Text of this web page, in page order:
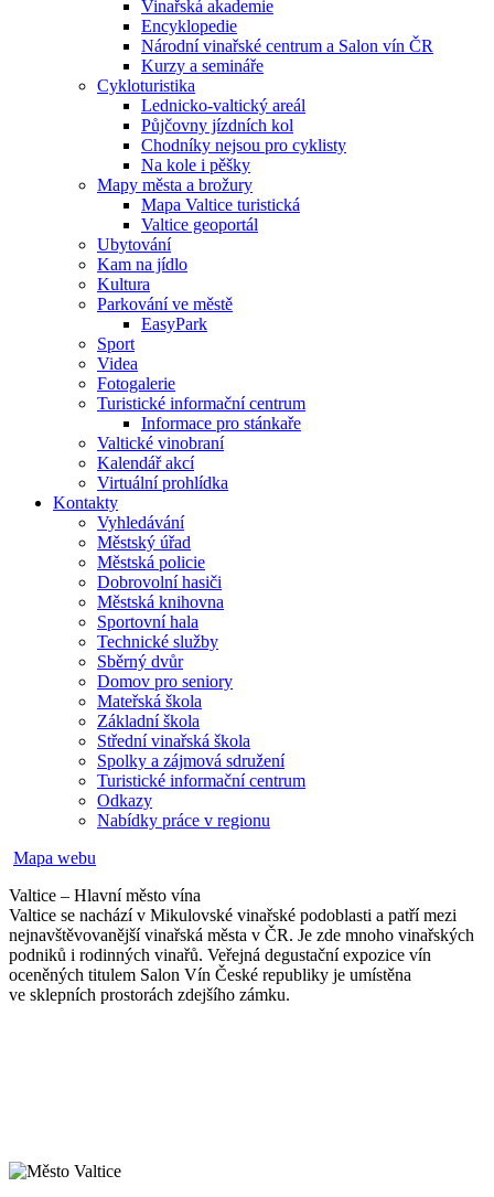
Vinařská akademie
Encyklopedie
Národní vinařské centrum a Salon vín ČR
Kurzy a semináře
Cykloturistika
Lednicko-valtický areál
Půjčovny jízdních kol
Chodníky nejsou pro cyklisty
Na kole i pěšky
Mapy města a brožury
Mapa Valtice turistická
Valtice geoportál
Ubytování
Kam na jídlo
Kultura
Parkování ve městě
EasyPark
Sport
Videa
Fotogalerie
Turistické informační centrum
Informace pro stánkaře
Valtické vinobraní
Kalendář akcí
Virtuální prohlídka
Kontakty
Vyhledávání
Městský úřad
Městská policie
Dobrovolní hasiči
Městská knihovna
Sportovní hala
Technické služby
Sběrný dvůr
Domov pro seniory
Mateřská škola
Základní škola
Střední vinařská škola
Spolky a zájmová sdružení
Turistické informační centrum
Odkazy
Nabídky práce v regionu
Mapa webu
Valtice – Hlavní město vína
Valtice se nachází v Mikulovské vinařské podoblasti a patří mezi
nejnavštěvovanější vinařská města v ČR. Je zde mnoho vinařských
podniků i rodinných vinařů. Veřejná degustační expozice vín
oceněných titulem Salon Vín České republiky je umístěna
ve sklepních prostorách zdejšího zámku.